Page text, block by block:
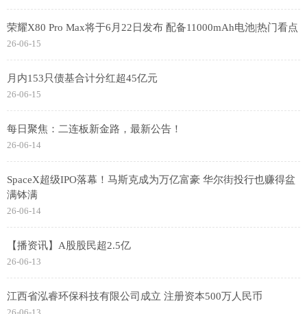
荣耀X80 Pro Max将于6月22日发布 配备11000mAh电池|热门看点
26-06-15
月内153只债基合计分红超45亿元
26-06-15
每日聚焦：二连板新金路，最新公告！
26-06-14
SpaceX超级IPO落幕！马斯克成为万亿富豪 华尔街投行也赚得盆
满钵满
26-06-14
【播资讯】A股股民超2.5亿
26-06-13
江西省泓睿环保科技有限公司成立 注册资本500万人民币